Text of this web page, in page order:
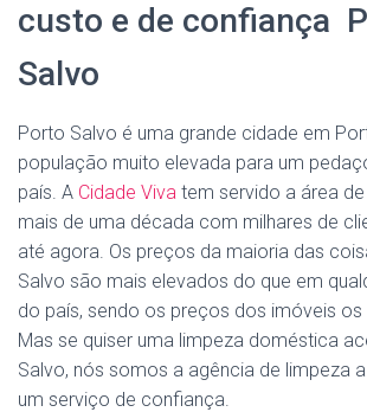
custo e de confiança
Salvo
Porto Salvo é uma grande cidade em
população muito elevada para um
país. A Cidade Viva tem servido a área
mais de uma década com milhares de
até agora. Os preços da maioria das
Salvo são mais elevados do que em
do país, sendo os preços dos imóveis os
Mas se quiser uma limpeza doméstica
Salvo, nós somos a agência de limpeza
um serviço de confiança.